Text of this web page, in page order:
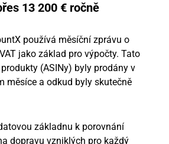
13 200 € ročně
používá měsíční zprávu o
jako základ pro výpočty. Tato
(ASINy) byly prodány v
měsíce a odkud byly skutečně
základnu k porovnání
dopravu vzniklých pro každý